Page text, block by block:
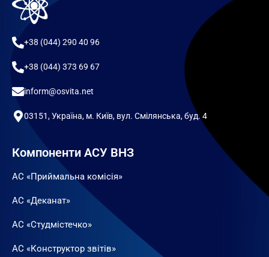
+38 (044) 290 40 96
+38 (044) 373 69 67
inform@osvita.net
03151, Україна, м. Київ, вул. Смілянська, буд. 4
Компоненти АСУ ВНЗ
АС «Приймальна комісія»
АС «Деканат»
АС «Студмістечко»
АС «Конструктор звітів»